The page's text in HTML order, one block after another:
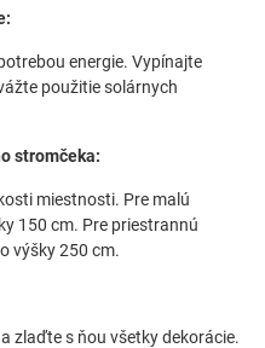
energie. Vypínajte
použitie solárnych
stromčeka:
miestnosti. Pre malú
150 cm. Pre priestrannú
výšky 250 cm.
zlaďte s ňou všetky dekorácie.